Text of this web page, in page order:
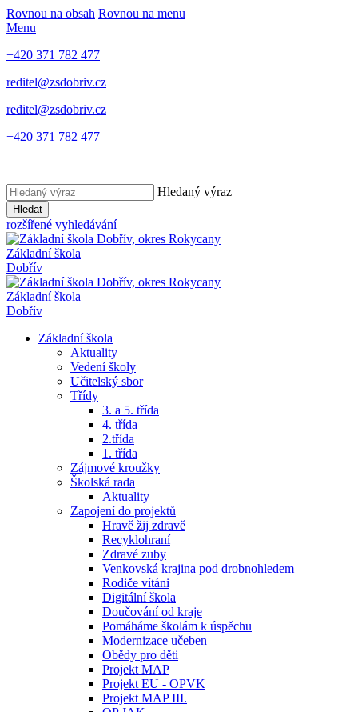
Rovnou na obsah Rovnou na menu
Menu
+420 371 782 477
reditel@zsdobriv.cz
reditel@zsdobriv.cz
+420 371 782 477
Hledaný výraz
Hledat
rozšířené vyhledávání
Základní škola
Dobřív
Základní škola
Dobřív
Základní škola
Aktuality
Vedení školy
Učitelský sbor
Třídy
3. a 5. třída
4. třída
2.třída
1. třída
Zájmové kroužky
Školská rada
Aktuality
Zapojení do projektů
Hravě žij zdravě
Recyklohraní
Zdravé zuby
Venkovská krajina pod drobnohledem
Rodiče vítáni
Digitální škola
Doučování od kraje
Pomáháme školám k úspěchu
Modernizace učeben
Obědy pro děti
Projekt MAP
Projekt EU - OPVK
Projekt MAP III.